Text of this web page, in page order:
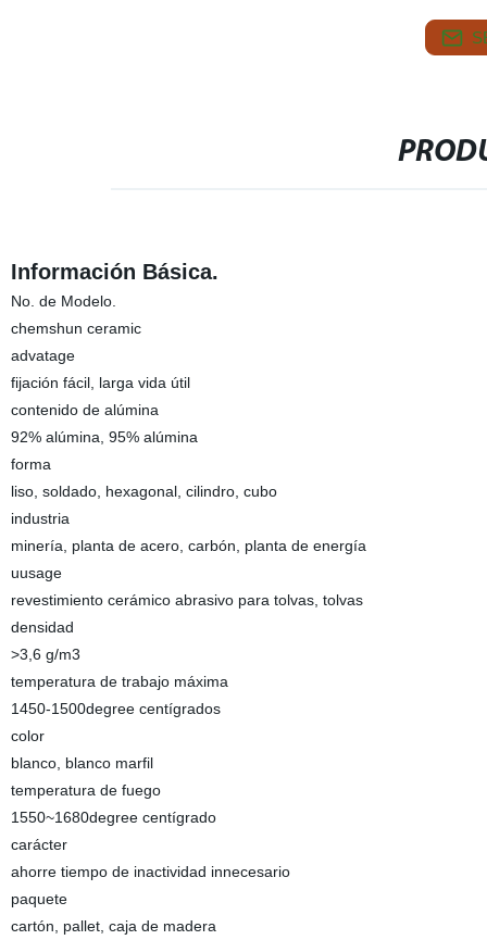
Información Básica.
No. de Modelo.
chemshun ceramic
advatage
fijación fácil, larga vida útil
contenido de alúmina
92% alúmina, 95% alúmina
forma
liso, soldado, hexagonal, cilindro, cubo
industria
minería, planta de acero, carbón, planta de energía
uusage
revestimiento cerámico abrasivo para tolvas, tolvas
densidad
>3,6 g/m3
temperatura de trabajo máxima
1450-1500degree centígrados
color
blanco, blanco marfil
temperatura de fuego
1550~1680degree centígrado
carácter
ahorre tiempo de inactividad innecesario
paquete
cartón, pallet, caja de madera